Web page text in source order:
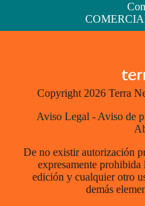
Copyright 2026 Terra
Aviso Legal - Aviso de
De no existir autorización
expresamente
edición y cualquier otro
demás